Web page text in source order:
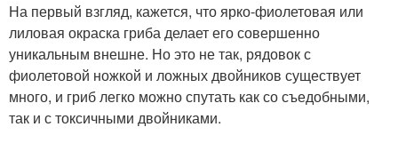
На первый взгляд, кажется, что ярко-фиолетовая или
лиловая окраска гриба делает его совершенно
уникальным внешне. Но это не так, рядовок с
фиолетовой ножкой и ложных двойников существует
много, и гриб легко можно спутать как со съедобными,
так и с токсичными двойниками.